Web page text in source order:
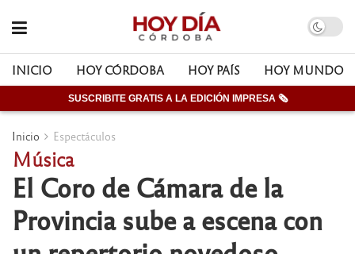
INICIO HOY CÓRDOBA HOY PAÍS HOY MUNDO
SUSCRIBITE GRATIS A LA EDICIÓN IMPRESA 🗞
Inicio Espectáculos
Música
El Coro de Cámara de la
Provincia sube a escena con